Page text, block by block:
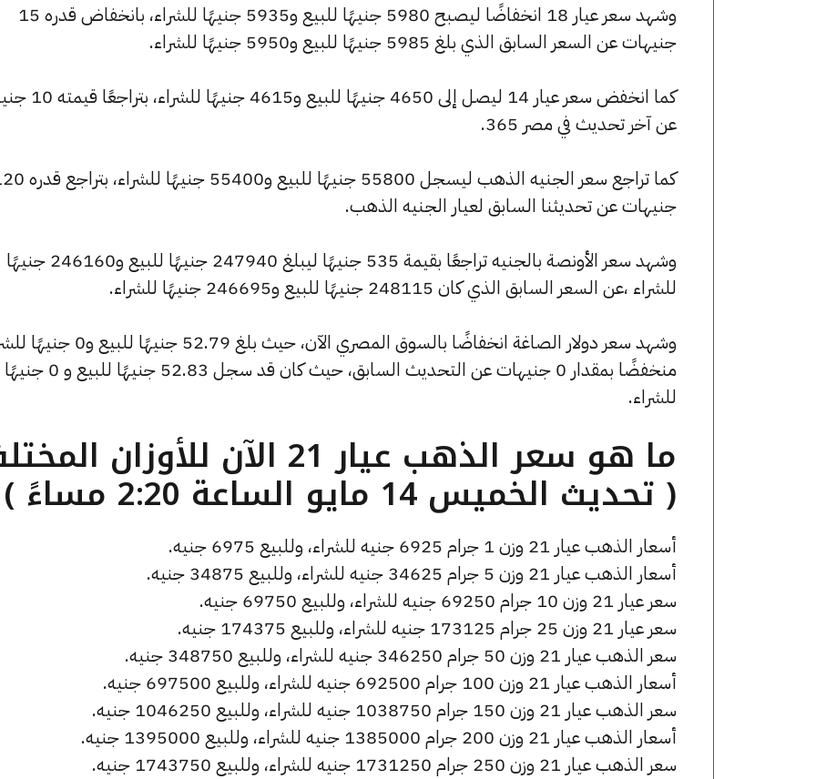
وشهد سعر عيار 18 انخفاضًا ليصبح 5980 جنيهًا للبيع و5935 جنيهًا للشراء، بانخفاض قدره 15
جنيهات عن السعر السابق الذي بلغ 5985 جنيهًا للبيع و5950 جنيهًا للشراء.
كما انخفض سعر عيار 14 ليصل إلى 4650
عن آخر تحديث في مصر 365.
كما تراجع سعر الجنيه الذهب ليسجل 55800 جنيهًا للبيع
جنيهات عن تحديثنا السابق لعيار الجنيه الذهب.
وشهد سعر الأونصة بالجنيه تراجعًا بقيمة 535 جنيهًا ليبلغ 247940 جنيهًا للبيع و246160 جنيهًا
للشراء ،عن السعر السابق الذي كان 248115 جنيهًا للبيع و246695 جنيهًا للشراء.
وشهد سعر دولار الصاغة انخفاضًا بالسوق المصري الآن، حيث بلغ 52.79
منخفضًا بمقدار 0 جنيهات عن التحديث السابق، حيث كان قد سجل 52.83 جنيهًا للبيع و 0 جنيهًا
للشراء.
ما هو سعر الذهب عيار 21 الآن للأوزان
( تحديث الخميس 14 مايو الساعة 2:20 مساءً )
أسعار الذهب عيار 21 وزن 1 جرام 6925 جنيه للشراء، وللبيع 6975 جنيه.
أسعار الذهب عيار 21 وزن 5 جرام 34625 جنيه للشراء، وللبيع 34875 جنيه.
سعر عيار 21 وزن 10 جرام 69250 جنيه للشراء، وللبيع 69750 جنيه.
سعر عيار 21 وزن 25 جرام 173125 جنيه للشراء، وللبيع 174375 جنيه.
سعر الذهب عيار 21 وزن 50 جرام 346250 جنيه للشراء، وللبيع 348750 جنيه.
أسعار الذهب عيار 21 وزن 100 جرام 692500 جنيه للشراء، وللبيع 697500 جنيه.
سعر الذهب عيار 21 وزن 150 جرام 1038750 جنيه للشراء، وللبيع 1046250 جنيه.
أسعار الذهب عيار 21 وزن 200 جرام 1385000 جنيه للشراء، وللبيع 1395000 جنيه.
سعر الذهب عيار 21 وزن 250 جرام 1731250 جنيه للشراء، وللبيع 1743750 جنيه.